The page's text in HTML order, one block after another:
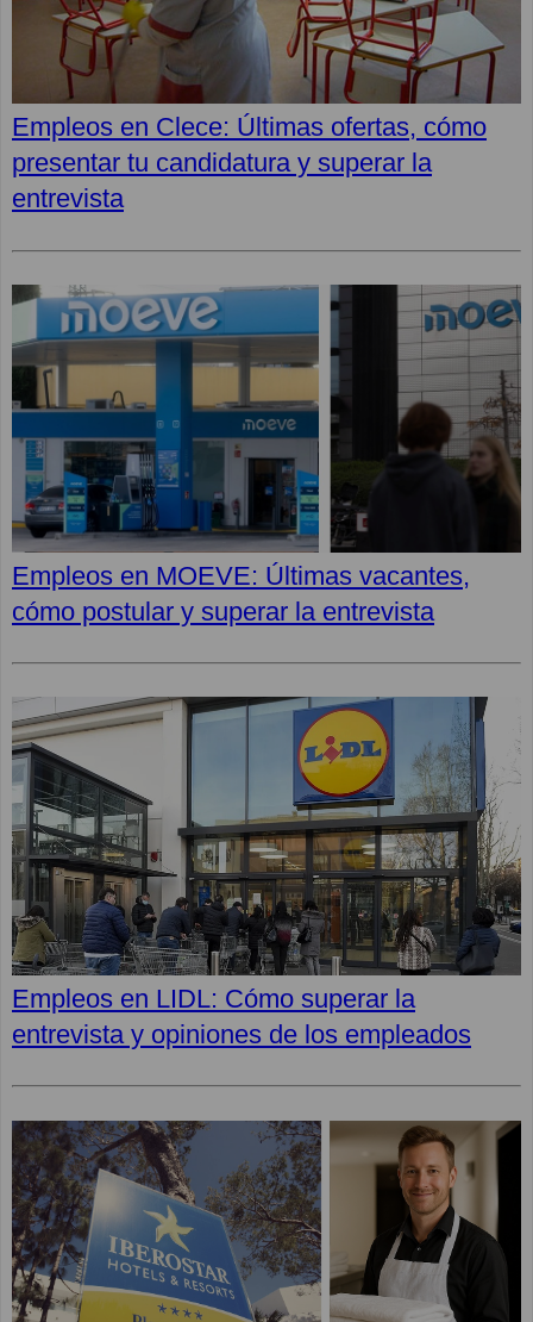
Empleos en Clece: Últimas ofertas, cómo
presentar tu candidatura y superar la
entrevista
Empleos en MOEVE: Últimas vacantes,
cómo postular y superar la entrevista
Empleos en LIDL: Cómo superar la
entrevista y opiniones de los empleados